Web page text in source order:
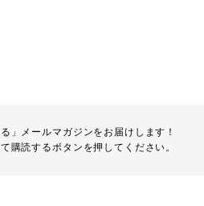
」メールマガジンをお届けします！
購読するボタンを押してください。